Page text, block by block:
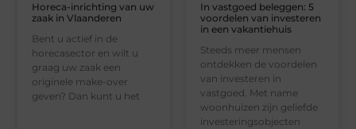
Horeca-inrichting van uw
zaak in Vlaanderen
Bent u actief in de
horecasector en wilt u
graag uw zaak een
originele make-over
geven? Dan kunt u het
In vastgoed beleggen: 5
voordelen van investeren
in een vakantiehuis
Steeds meer mensen
ontdekken de voordelen
van investeren in
vastgoed. Met name
woonhuizen zijn geliefde
investeringsobjecten